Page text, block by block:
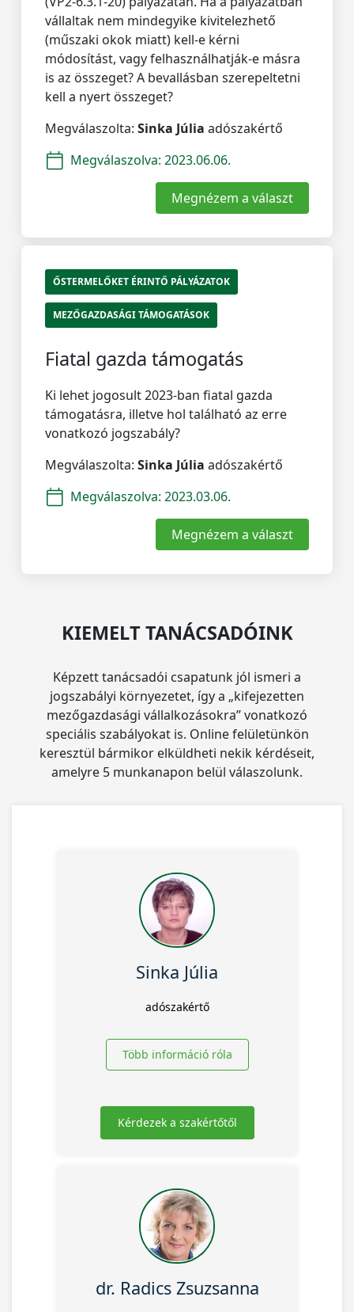
vállaltak nem mindegyike kivitelezhető
(műszaki okok miatt) kell-e kérni
módosítást, vagy felhasználhatják-e másra
is az összeget? A bevallásban szerepeltetni
kell a nyert összeget?
Megválaszolta: Sinka Júlia adószakértő
Megválaszolva: 2023.06.06.
Megnézem a választ
ŐSTERMELŐKET ÉRINTŐ PÁLYÁZATOK
MEZŐGAZDASÁGI TÁMOGATÁSOK
Fiatal gazda támogatás
Ki lehet jogosult 2023-ban fiatal gazda
támogatásra, illetve hol található az erre
vonatkozó jogszabály?
Megválaszolta: Sinka Júlia adószakértő
Megválaszolva: 2023.03.06.
Megnézem a választ
KIEMELT TANÁCSADÓINK
Képzett tanácsadói csapatunk jól ismeri a
jogszabályi környezetet, így a „kifejezetten
mezőgazdasági vállalkozásokra” vonatkozó
speciális szabályokat is. Online felületünkön
keresztül bármikor elküldheti nekik kérdéseit,
amelyre 5 munkanapon belül válaszolunk.
Sinka Júlia
adószakértő
Több információ róla
Kérdezek a szakértőtől
dr. Radics Zsuzsanna